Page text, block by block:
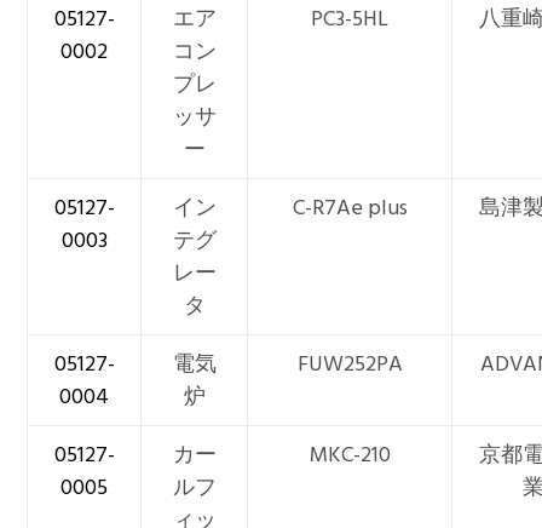
05127-
0002
エア
コン
プレ
ッサ
ー
PC3-5HL 八重
05127-
0003
イン
テグ
レー
タ
C-R7Ae plus 島津
05127-
0004
電気
炉
FUW252PA
05127-
0005
カー
ルフ
ィッ
MKC-210
京都